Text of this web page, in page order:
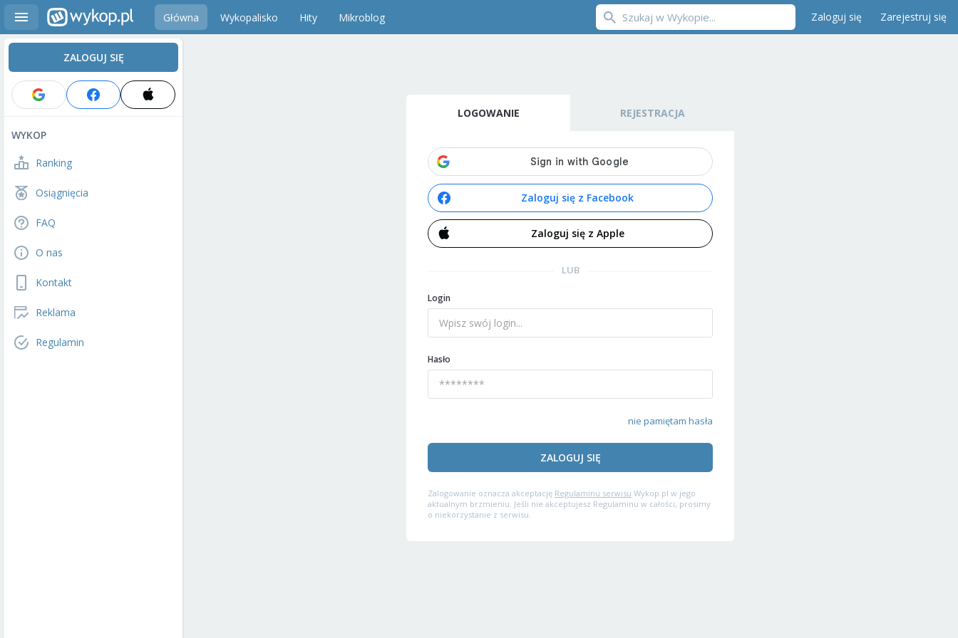
Główna Wykopalisko Hity Mikroblog Zaloguj się Zarejestruj się
ZALOGUJ SIĘ
WYKOP
Ranking
Osiągnięcia
FAQ
O nas
Kontakt
Reklama
Regulamin
LOGOWANIE REJESTRACJA
Zaloguj się z Facebook
Zaloguj się z Apple
LUB
Login
Hasło
nie pamiętam hasła
ZALOGUJ SIĘ
Zalogowanie oznacza akceptację Regulaminu serwisu Wykop.pl w jego
aktualnym brzmieniu. Jeśli nie akceptujesz Regulaminu w całości, prosimy
o niekorzystanie z serwisu.